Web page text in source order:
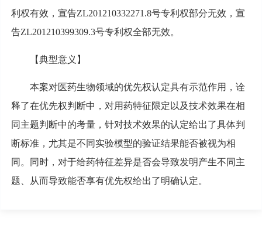
利权有效，宣告ZL201210332271.8号专利权部分无效，宣
告ZL201210399309.3号专利权全部无效。
【典型意义】
本案对医药生物领域的优先权认定具有示范作用，诠
释了在优先权判断中，对用药特征限定以及技术效果在相
同主题判断中的考量，针对技术效果的认定给出了具体判
断标准，尤其是不同实验模型的验证结果能否被视为相
同。同时，对于给药特征差异是否会导致发明产生不同主
题、从而导致能否享有优先权给出了明确认定。